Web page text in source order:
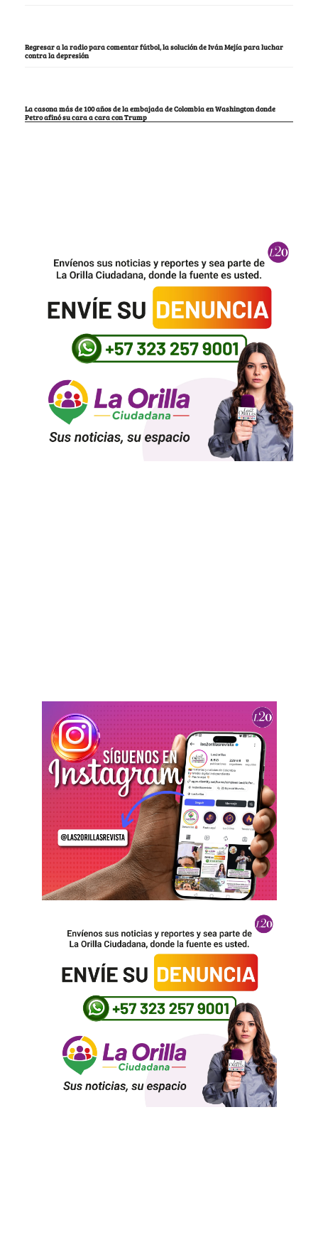
Regresar a la radio para comentar fútbol, la solución de Iván Mejía para luchar
contra la depresión
La casona más de 100 años de la embajada de Colombia en Washington donde
Petro afinó su cara a cara con Trump